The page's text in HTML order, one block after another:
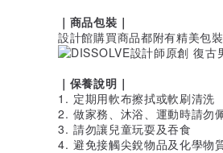
｜商品包裝｜
設計館購買商品都附有精美包
｜保養說明｜
1. 定期用軟布擦拭或軟刷清洗
2. 做家務、沐浴、運動時請勿
3. 請勿讓兒童玩耍及吞食
4. 避免接觸尖銳物品及化學物